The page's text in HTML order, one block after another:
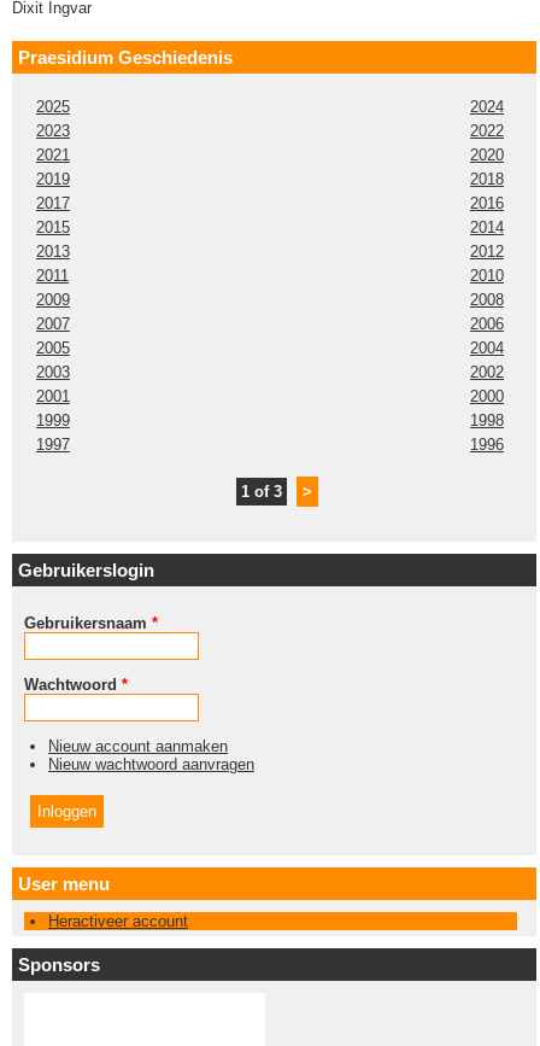
Dixit Ingvar
Praesidium Geschiedenis
2025
2024
2023
2022
2021
2020
2019
2018
2017
2016
2015
2014
2013
2012
2011
2010
2009
2008
2007
2006
2005
2004
2003
2002
2001
2000
1999
1998
1997
1996
1 of 3 >
Gebruikerslogin
Gebruikersnaam *
Wachtwoord *
Nieuw account aanmaken
Nieuw wachtwoord aanvragen
User menu
Heractiveer account
Sponsors